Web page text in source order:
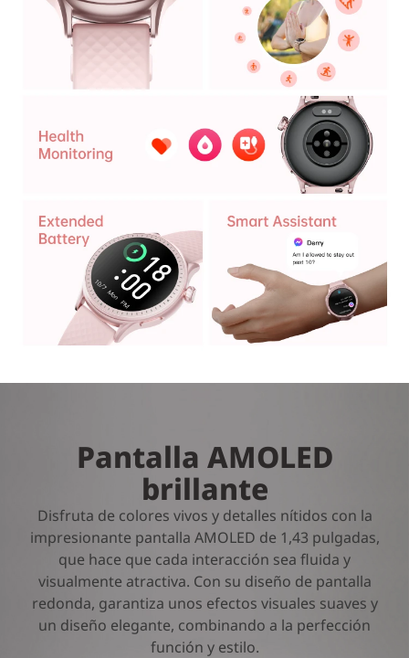
Pantalla AMOLED
brillante
Disfruta de colores vivos y detalles nítidos con la
impresionante pantalla AMOLED de 1,43 pulgadas,
que hace que cada interacción sea fluida y
visualmente atractiva. Con su diseño de pantalla
redonda, garantiza unos efectos visuales suaves y
un diseño elegante, combinando a la perfección
función y estilo.